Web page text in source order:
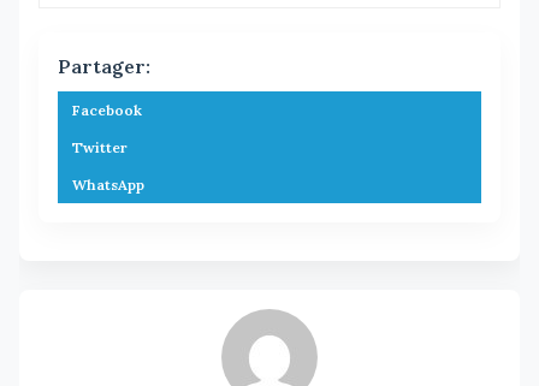
Partager:
Facebook
Twitter
WhatsApp